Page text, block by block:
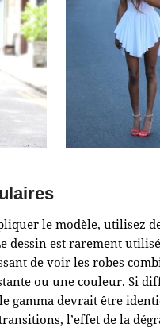
le modèle, utilisez
dessin est rarement
de voir les robes
ou une couleur. Si
gamma devrait être
l’effet de la